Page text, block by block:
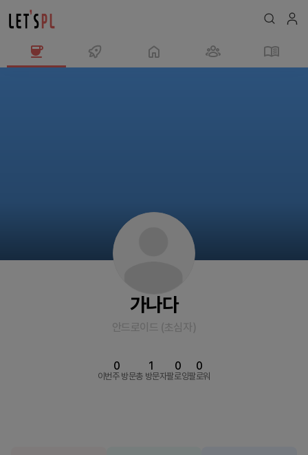
가나다
안드로이드 (초심자 )
이번주 방문
0
총 방문자
1
팔로잉
0
팔로워
0